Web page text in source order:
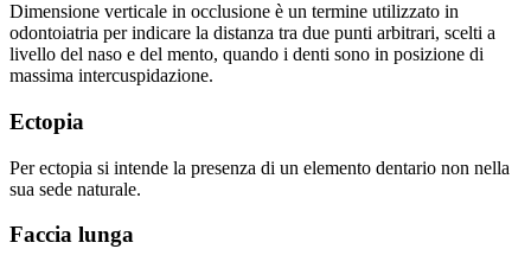
Dimensione verticale in occlusione è un termine utilizzato in
odontoiatria per indicare la distanza tra due punti arbitrari, scelti a
livello del naso e del mento, quando i denti sono in posizione di
massima intercuspidazione.
Ectopia
Per ectopia si intende la presenza di un elemento dentario non nella
sua sede naturale.
Faccia lunga